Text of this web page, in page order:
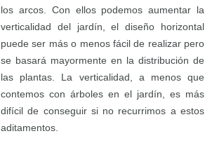
los arcos. Con ellos podemos aumentar la
verticalidad del jardín, el diseño horizontal
puede ser más o menos fácil de realizar pero
se basará mayormente en la distribución de
las plantas. La verticalidad, a menos que
contemos con árboles en el jardín, es más
difícil de conseguir si no recurrimos a estos
aditamentos.